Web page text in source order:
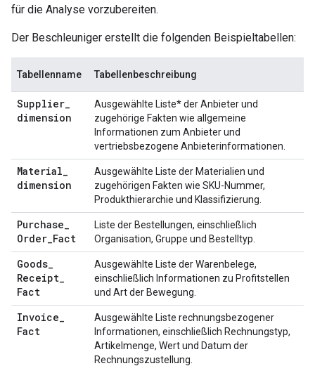
für die Analyse vorzubereiten.
Der Beschleuniger erstellt die folgenden Beispieltabellen:
Tabellenname Tabellenbeschreibung
Supplier_
dimension
Ausgewählte Liste* der Anbieter und
zugehörige Fakten wie allgemeine
Informationen zum Anbieter und
vertriebsbezogene Anbieterinformationen.
Material_
dimension
Ausgewählte Liste der Materialien und
zugehörigen Fakten wie SKU-Nummer,
Produkthierarchie und Klassifizierung.
Purchase_
Order_Fact
Liste der Bestellungen, einschließlich
Organisation, Gruppe und Bestelltyp.
Goods_
Receipt_
Fact
Ausgewählte Liste der Warenbelege,
einschließlich Informationen zu Profitstellen
und Art der Bewegung.
Invoice_
Fact
Ausgewählte Liste rechnungsbezogener
Informationen, einschließlich Rechnungstyp,
Artikelmenge, Wert und Datum der
Rechnungszustellung.